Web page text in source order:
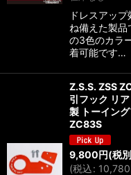
ドレスアッ
ね備えた製品
の3色のカラ
着可能です…
Z.S.S. ZSS
引フック リ
製 トーイン
ZC83S
9,800円(税
(税込: 10,780